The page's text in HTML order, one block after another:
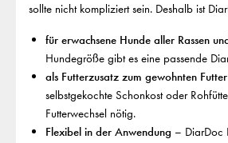
sollte nicht kompliziert sein. Deshalb ist
für erwachsene Hunde aller Rassen
Hundegröße gibt es eine passende
als Futterzusatz zum gewohnten Futter
selbstgekochte Schonkost oder
Futterwechsel nötig.
Flexibel in der Anwendung – DiarDoc